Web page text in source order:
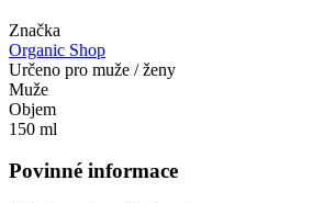
Značka
Organic Shop
Určeno pro muže / ženy
Muže
Objem
150 ml
Povinné informace